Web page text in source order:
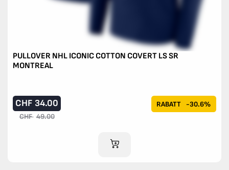
PULLOVER NHL ICONIC COTTON COVERT LS SR
MONTREAL
RABATT -30.6%
CHF 34.00
CHF 49.00
IM WARENKORB